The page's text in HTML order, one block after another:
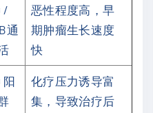
/
通
恶性程度高，早
期肿瘤生长速度
快
阳
化疗压力诱导富
集，导致治疗后